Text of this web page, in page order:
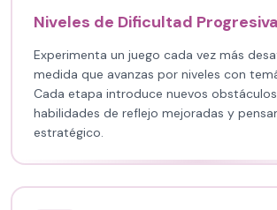
Niveles de Dificultad Progresiva
Experimenta un juego cada vez más
medida que avanzas por niveles con
Cada etapa introduce nuevos
habilidades de reflejo mejoradas y
estratégico.